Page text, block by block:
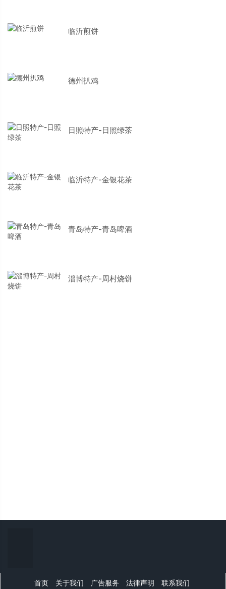
临沂煎饼
德州扒鸡
日照特产-日照绿茶
临沂特产-金银花茶
青岛特产-青岛啤酒
淄博特产-周村烧饼
首页 关于我们 广告服务 法律声明 联系我们